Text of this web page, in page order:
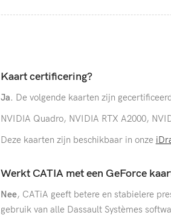
Kaart certificering?
Ja. De volgende kaarten zijn
NVIDIA Quadro, NVIDIA RTX A2000,
Deze kaarten zijn beschikbaar in onze
Werkt CATIA met een GeForce
Nee, CATiA geeft betere en stabielere
gebruik van alle Dassault Systèmes